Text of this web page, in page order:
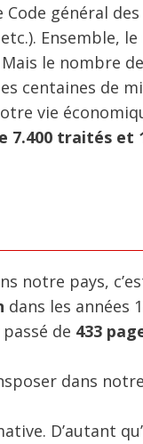
Code général
Ensemble,
le nombre
centaines de
vie
7.400 traités et
notre pays,
dans les années
de 433
dans
D’autant